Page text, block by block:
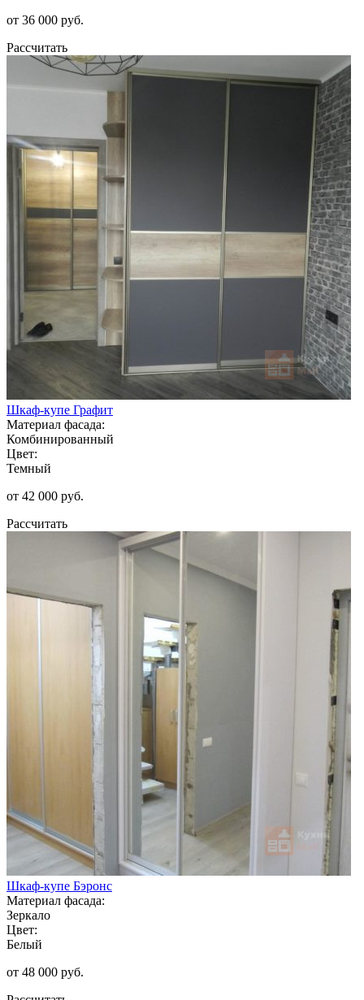
от 36 000 руб.
Рассчитать
Шкаф-купе Графит
Материал фасада:
Комбинированный
Цвет:
Темный
от 42 000 руб.
Рассчитать
Шкаф-купе Бэронс
Материал фасада:
Зеркало
Цвет:
Белый
от 48 000 руб.